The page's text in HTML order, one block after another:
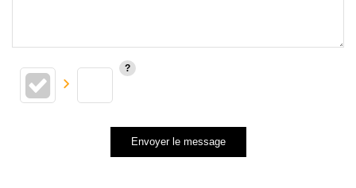
Envoyer le message